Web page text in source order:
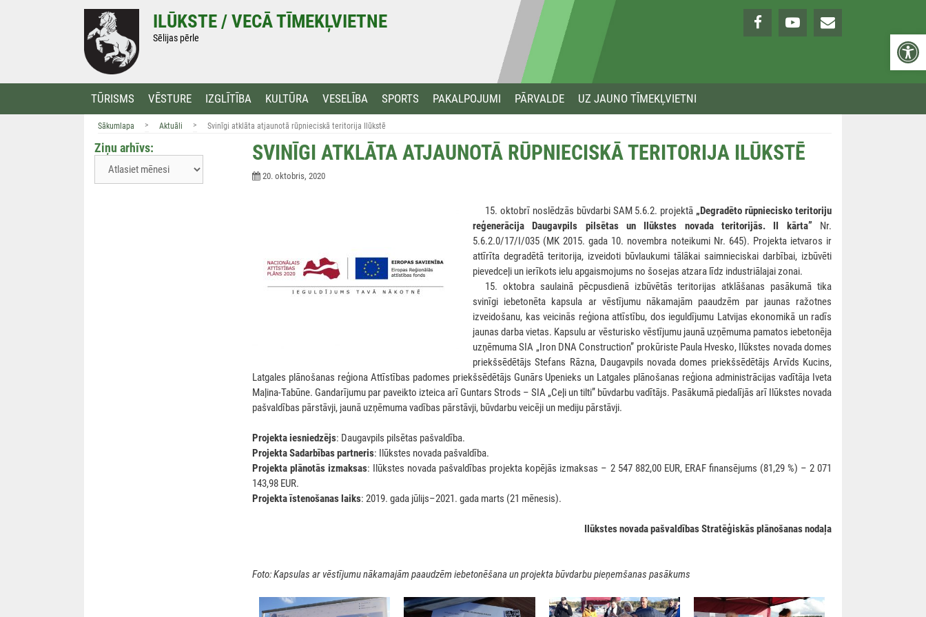
ILŪKSTE / VECĀ TĪMEKĻVIETNE
Sēlijas pērle
TŪRISMS VĒSTURE IZGLĪTĪBA KULTŪRA VESELĪBA SPORTS PAKALPOJUMI PĀRVALDE UZ JAUNO TĪMEKĻVIETNI
Sākumlapa > Aktuāli > Svinīgi atklāta atjaunotā rūpnieciskā teritorija Ilūkstē
SVINĪGI ATKLĀTA ATJAUNOTĀ RŪPNIECISKĀ TERITORIJA ILŪKSTĒ
20. oktobris, 2020
15. oktobrī noslēdzās būvdarbi SAM 5.6.2. projektā „Degradēto rūpniecisko teritoriju
reģenerācija Daugavpils pilsētas un Ilūkstes novada teritorijās. II kārta” Nr.
5.6.2.0/17/I/035 (MK 2015. gada 10. novembra noteikumi Nr. 645). Projekta ietvaros ir
attīrīta degradētā teritorija, izveidoti būvlaukumi tālākai saimnieciskai darbībai, izbūvēti
pievedceļi un ierīkots ielu apgaismojums no šosejas atzara līdz industriālajai zonai.
15. oktobra saulainā pēcpusdienā izbūvētās teritorijas atklāšanas pasākumā tika
svinīgi iebetonēta kapsula ar vēstījumu nākamajām paaudzēm par jaunas ražotnes
izveidošanu, kas veicinās reģiona attīstību, dos ieguldījumu Latvijas ekonomikā un radīs
jaunas darba vietas. Kapsulu ar vēsturisko vēstījumu jaunā uzņēmuma pamatos iebetonēja
uzņēmuma SIA „Iron DNA Construction” prokūriste Paula Hvesko, Ilūkstes novada domes
priekšsēdētājs Stefans Rāzna, Daugavpils novada domes priekšsēdētājs Arvīds Kucins,
Latgales plānošanas reģiona Attīstības padomes priekšsēdētājs Gunārs Upenieks un Latgales plānošanas reģiona administrācijas vadītāja Iveta
Maļina-Tabūne. Gandarījumu par paveikto izteica arī Guntars Strods – SIA „Ceļi un tilti” būvdarbu vadītājs. Pasākumā piedalījās arī Ilūkstes novada
pašvaldības pārstāvji, jaunā uzņēmuma vadības pārstāvji, būvdarbu veicēji un mediju pārstāvji.
Projekta iesniedzējs: Daugavpils pilsētas pašvaldība.
Projekta Sadarbības partneris: Ilūkstes novada pašvaldība.
Projekta plānotās izmaksas: Ilūkstes novada pašvaldības projekta kopējās izmaksas – 2 547 882,00 EUR, ERAF finansējums (81,29 %) – 2 071
143,98 EUR.
Projekta īstenošanas laiks: 2019. gada jūlijs–2021. gada marts (21 mēnesis).
Ilūkstes novada pašvaldības Stratēģiskās plānošanas nodaļa
Foto: Kapsulas ar vēstījumu nākamajām paaudzēm iebetonēšana un projekta būvdarbu pieņemšanas pasākums
Ziņu arhīvs: